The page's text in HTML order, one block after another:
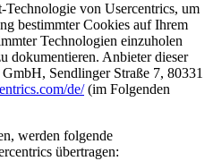
Technologie von Usercentrics, um
bestimmter Cookies auf Ihrem
Technologien einzuholen
dokumentieren. Anbieter dieser
Sendlinger Straße 7, 80331
de/(im Folgenden
werden folgende
übertragen: